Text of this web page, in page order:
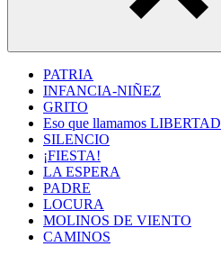
PATRIA
INFANCIA-NIÑEZ
GRITO
Eso que llamamos LIBERTAD
SILENCIO
¡FIESTA!
LA ESPERA
PADRE
LOCURA
MOLINOS DE VIENTO
CAMINOS